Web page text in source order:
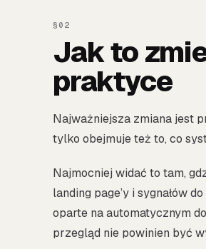
Jak to
praktyce
Najważniejsza zmiana jest
tylko obejmuje też to, co
Najmocniej widać to tam,
landing page’y i sygnałów
oparte na automatycznym
przegląd nie powinien być